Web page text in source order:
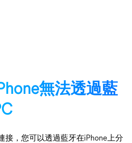
無法透過藍
接，您可以透過藍牙在iPhone上分